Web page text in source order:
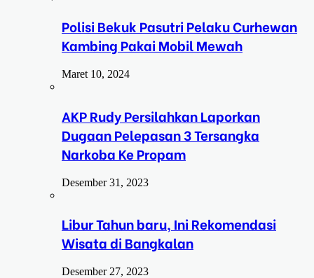
Polisi Bekuk Pasutri Pelaku Curhewan
Kambing Pakai Mobil Mewah
Maret 10, 2024
AKP Rudy Persilahkan Laporkan
Dugaan Pelepasan 3 Tersangka
Narkoba Ke Propam
Desember 31, 2023
Libur Tahun baru, Ini Rekomendasi
Wisata di Bangkalan
Desember 27, 2023